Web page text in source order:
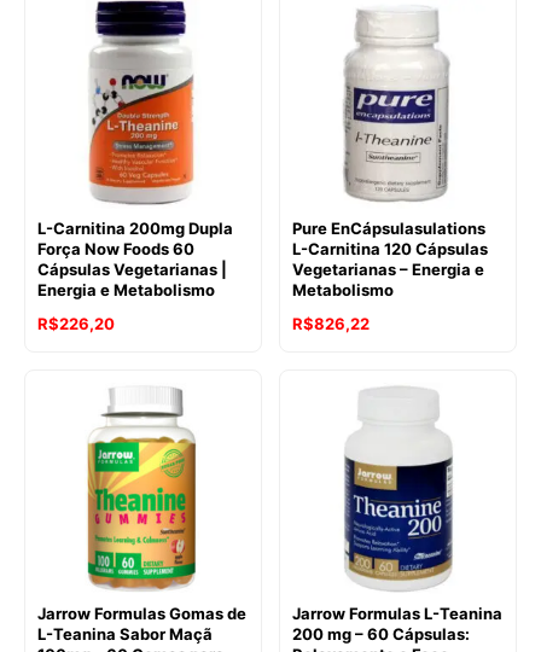
L-Carnitina 200mg Dupla
Força Now Foods 60
Cápsulas Vegetarianas |
Energia e Metabolismo
R$226,20
Pure EnCápsulasulations
L-Carnitina 120 Cápsulas
Vegetarianas – Energia e
Metabolismo
R$826,22
Jarrow Formulas Gomas de
L-Teanina Sabor Maçã
Jarrow Formulas L-Teanina
200 mg – 60 Cápsulas: